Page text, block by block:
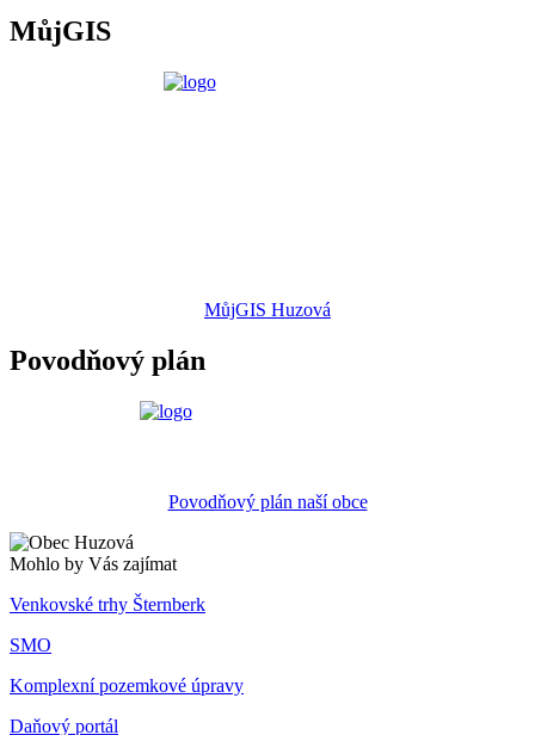
MůjGIS
MůjGIS Huzová
Povodňový plán
Povodňový plán naší obce
Mohlo by Vás zajímat
Venkovské trhy Šternberk
SMO
Komplexní pozemkové úpravy
Daňový portál